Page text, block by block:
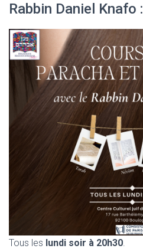
Rabbin Daniel Knafo :
Tous les lundi soir à 20h30.